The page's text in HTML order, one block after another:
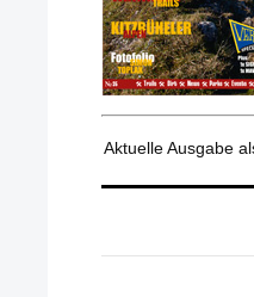
Aktuelle Ausgabe